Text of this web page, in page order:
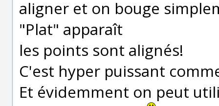
aligner et on bouge
"Plat" apparaît
les points sont alignés!
C'est hyper puissant
Et évidemment on peut